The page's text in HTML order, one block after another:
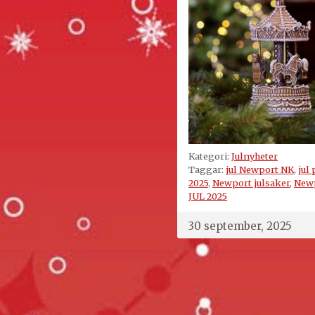
Kategori: Julnyheter
Taggar: jul Newport NK, jul
2025, Newport julsaker,
JUL 2025
30 september, 2025